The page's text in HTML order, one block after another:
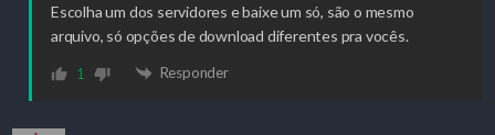
Escolha um dos servidores e baixe um só, são o mesmo
arquivo, só opções de download diferentes pra vocês.
1 Responder